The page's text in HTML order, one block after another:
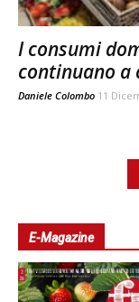
I consumi
continuano a
Daniele Colombo 11
E-Magazine